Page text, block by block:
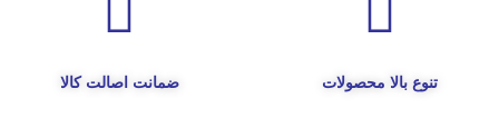
تنوع بالا محصولات ضمانت اصالت کالا